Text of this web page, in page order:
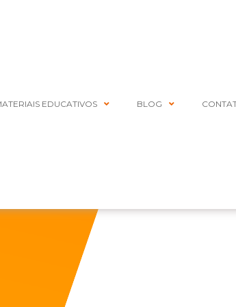
EDUCATIVOS BLOG